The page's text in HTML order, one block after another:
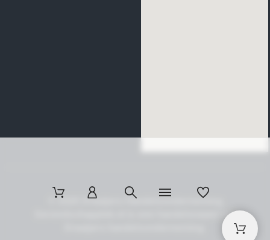
© 2025 Draaijers Handelsonderneming
Gereedschapplek.nl is een handelsnaam van